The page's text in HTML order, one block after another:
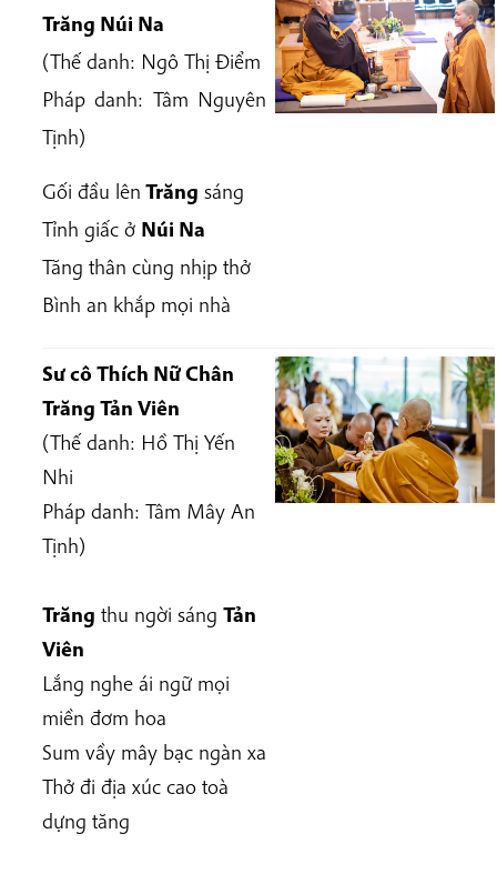
Trăng Núi Na
(Thế danh: Ngô Thị Điểm
Pháp danh: Tâm Nguyên
Tịnh)
Gối đầu lên Trăng sáng
Tỉnh giấc ở Núi Na
Tăng thân cùng nhịp thở
Bình an khắp mọi nhà
Sư cô Thích Nữ Chân
Trăng Tản Viên
(Thế danh: Hồ Thị Yến
Nhi
Pháp danh: Tâm Mây An
Tịnh)
Trăng thu ngời sáng Tản
Viên
Lắng nghe ái ngữ mọi
miền đơm hoa
Sum vầy mây bạc ngàn xa
Thở đi địa xúc cao toà
dựng tăng